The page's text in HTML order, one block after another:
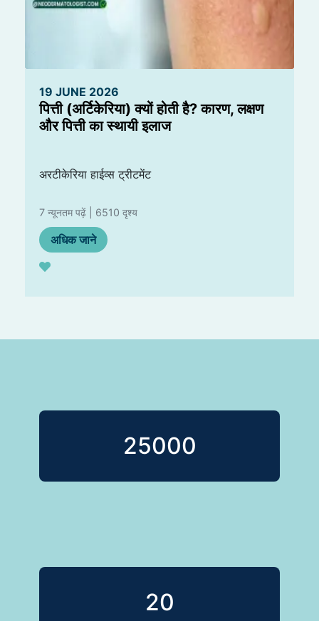
19 JUNE 2026
पित्ती (अर्टिकेरिया) क्यों होती है? कारण, लक्षण
और पित्ती का स्थायी इलाज
अरटीकेरिया हाईव्स ट्रीटमेंट
7 न्यूनतम पढ़ें | 6510 दृश्य
अधिक जाने
25000
20